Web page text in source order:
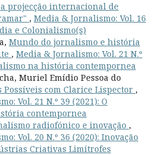
projecção internacional de
, Media & Jornalismo: Vol. 16
e Colonialismo(s)
Mundo do jornalismo e história
, Media & Jornalismo: Vol. 21 N.º
na história contempornea
Muriel Emídio Pessoa do
Possíveis com Clarice Lispector ,
Vol. 21 N.º 39 (2021): O
contempornea
radiofónico e inovação ,
Vol. 20 N.º 36 (2020): Inovação
Criativas Limítrofes